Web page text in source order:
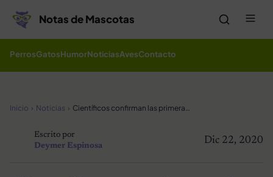
Notas de Mascotas
PerrosGatosHumorNoticiasAvesContacto
Inicio Noticias Científicos confirman las primeras imágenes que capturan a un puma leucista
Dic 22, 2020
Escrito por
Deymer Espinosa